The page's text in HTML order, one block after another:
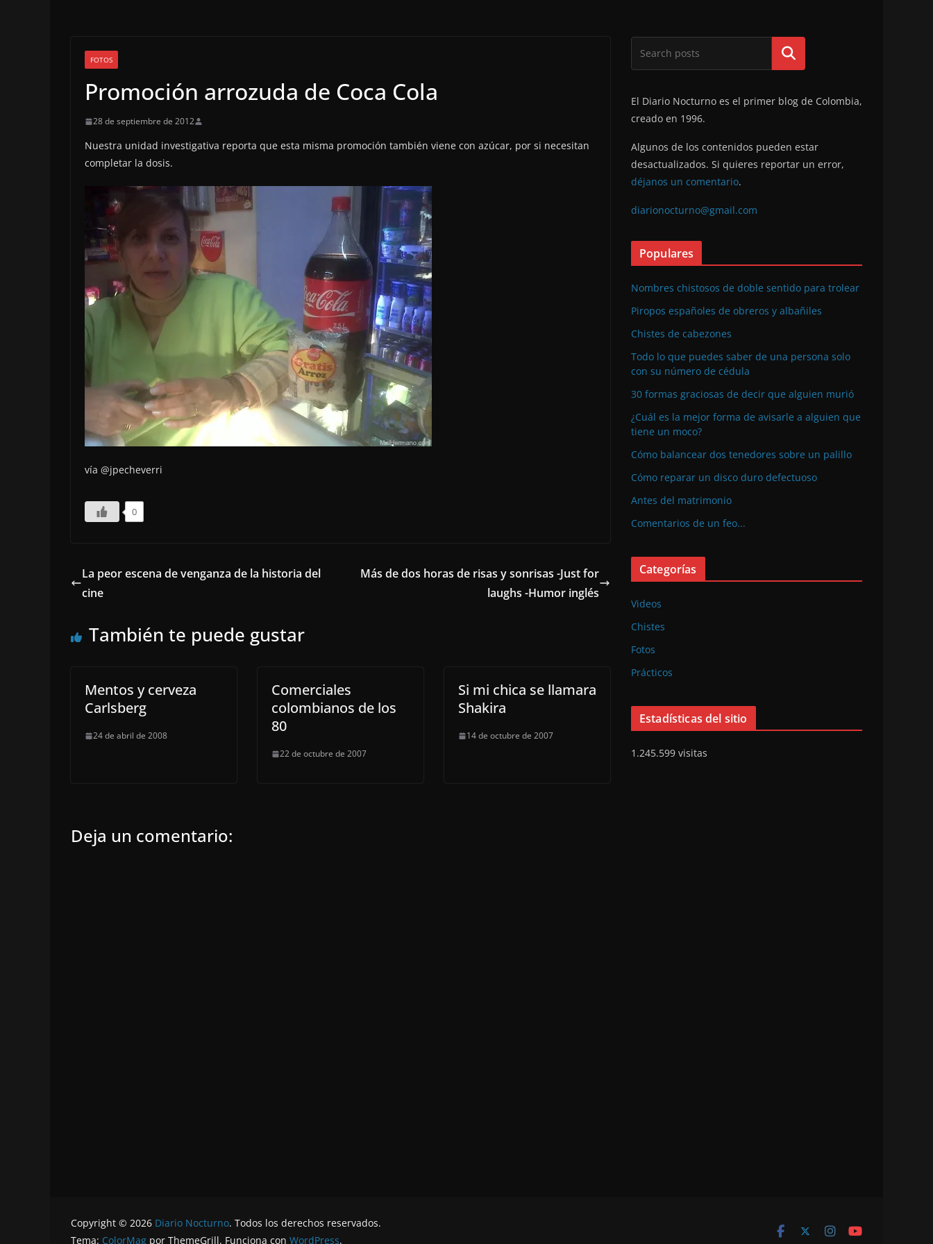
FOTOS
Promoción arrozuda de Coca Cola
28 de septiembre de 2012
Nuestra unidad investigativa reporta que esta misma promoción también viene con azúcar, por si necesitan
completar la dosis.
vía @jpecheverri
0
La peor escena de venganza de la historia del
cine
Más de dos horas de risas y sonrisas -Just for
laughs -Humor inglés
También te puede gustar
Mentos y cerveza
Carlsberg
24 de abril de 2008
Comerciales
colombianos de los
80
22 de octubre de 2007
Si mi chica se llamara
Shakira
14 de octubre de 2007
Deja un comentario:
Buscar
El Diario Nocturno es el primer blog de Colombia,
creado en 1996.
Algunos de los contenidos pueden estar
desactualizados. Si quieres reportar un error,
déjanos un comentario.
diarionocturno@gmail.com
Populares
Nombres chistosos de doble sentido para trolear
Piropos españoles de obreros y albañiles
Chistes de cabezones
Todo lo que puedes saber de una persona solo
con su número de cédula
30 formas graciosas de decir que alguien murió
¿Cuál es la mejor forma de avisarle a alguien que
tiene un moco?
Cómo balancear dos tenedores sobre un palillo
Cómo reparar un disco duro defectuoso
Antes del matrimonio
Comentarios de un feo...
Categorías
Videos
Chistes
Fotos
Prácticos
Estadísticas del sitio
1.245.599 visitas
Copyright © 2026 Diario Nocturno. Todos los derechos reservados.
Tema: ColorMag por ThemeGrill. Funciona con WordPress.